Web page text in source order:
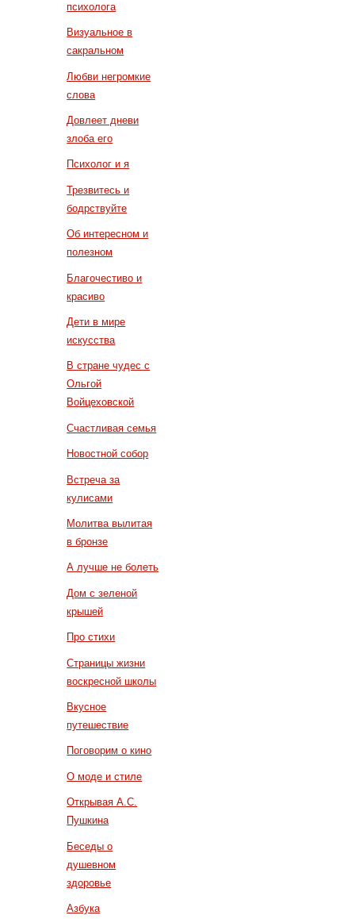
психолога
Визуальное в
сакральном
Любви негромкие
слова
Довлеет дневи
злоба его
Психолог и я
Трезвитесь и
бодрствуйте
Об интересном и
полезном
Благочестиво и
красиво
Дети в мире
искусства
В стране чудес с
Ольгой
Войцеховской
Счастливая семья
Новостной собор
Встреча за
кулисами
Молитва вылитая
в бронзе
А лучше не болеть
Дом с зеленой
крышей
Про стихи
Страницы жизни
воскресной школы
Вкусное
путешествие
Поговорим о кино
О моде и стиле
Открывая А.С.
Пушкина
Беседы о
душевном
здоровье
Азбука